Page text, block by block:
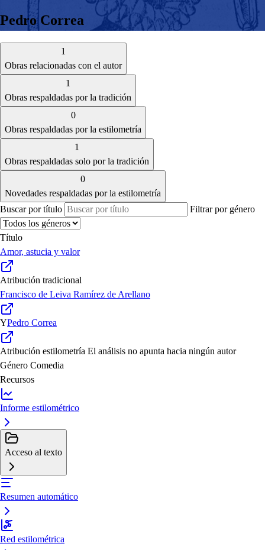
Pedro Correa
1
Obras relacionadas con el autor
1
Obras respaldadas por la tradición
0
Obras respaldadas por la estilometría
1
Obras respaldadas solo por la tradición
0
Novedades respaldadas por la estilometría
Buscar por título
Filtrar por género
Título
Amor, astucia y valor
Atribución tradicional
Francisco de Leiva Ramírez de Arellano
YPedro Correa
Atribución estilometría El análisis no apunta hacia ningún autor
Género Comedia
Recursos
Informe estilométrico
Acceso al texto
Resumen automático
Red estilométrica